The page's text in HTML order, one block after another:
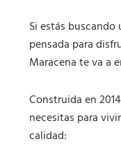
Si estás
pensada para
Maracena te va a
Construida en
necesitas para
calidad: